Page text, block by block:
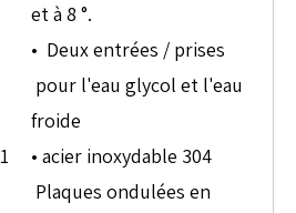
1
et à 8 °.
• Deux entrées / prises
pour l'eau glycol et l'eau
froide
• acier inoxydable 304
Plaques ondulées en